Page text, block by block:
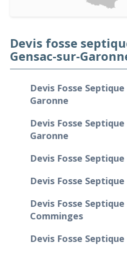
Devis fosse
Gensac-sur-
Devis Fosse Septique
Garonne
Devis Fosse
Garonne
Devis Fosse
Devis Fosse
Devis Fosse
Comminges
Devis Fosse